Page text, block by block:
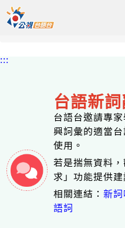
中央內容區塊
頭頁
:::
台語新
台語台邀請專
興詞彙的適當
使用。
若是揣無資料
求」功能提供建
相關連結：新
語詞